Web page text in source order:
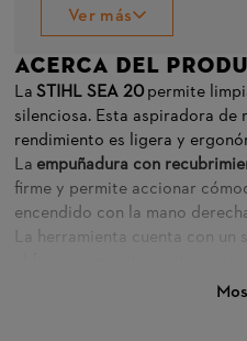
Ver más
LaSTIHL SEA 20permite
silenciosa. Esta aspiradora de
rendimiento es ligera y
La empuñadura con
firme y permite accionar
encendido con la mano
La herramienta cuenta con
presionada la palanca de